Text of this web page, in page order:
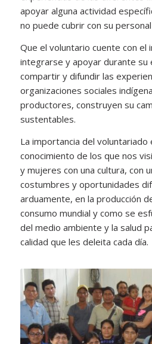
apoyar alguna actividad
no puede cubrir con su
Que el voluntario cuente con el
integrarse y apoyar durante su
compartir y difundir las
organizaciones sociales
productores, construyen su
sustentables.
La importancia del voluntariado
conocimiento de los que nos
y mujeres con una cultura, con
costumbres y oportunidades
arduamente, en la producción
consumo mundial y como se
del medio ambiente y la salud
calidad que les deleita cada día.